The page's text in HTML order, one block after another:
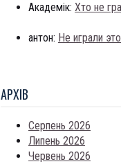
Академік: Хто не
антон: Не играли
АРХIВ
Серпень 2026
Липень 2026
Червень 2026